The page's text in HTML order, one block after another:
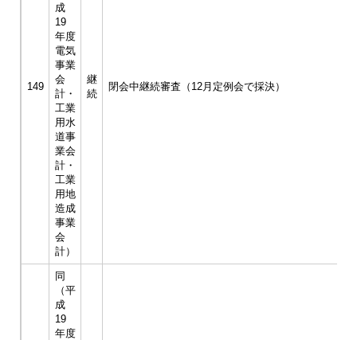
149
成
19
年度
電気
事業
会
計・
工業
用水
道事
業会
計・
工業
用地
造成
事業
会
計）
継
続
閉会中継続審査（12月定例会で採決）
同
（平
成
19
年度